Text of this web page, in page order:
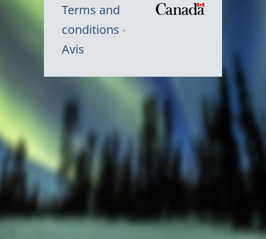
Terms and
conditions
Avis
Canada